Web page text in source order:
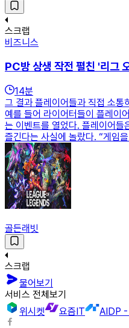
스크랩
비즈니스
PC방 상생 작전 펼친 '리그
14분
그 결과 플레이어들과 직접 소통
예를 들어 라이어터들이 플레이
는 이벤트를 열었다. 플레이어들
즐긴다는 사실에 놀랐다. “게임
골든래빗
스크랩
물어보기
서비스 전체보기
위시켓
요즘IT AIDP